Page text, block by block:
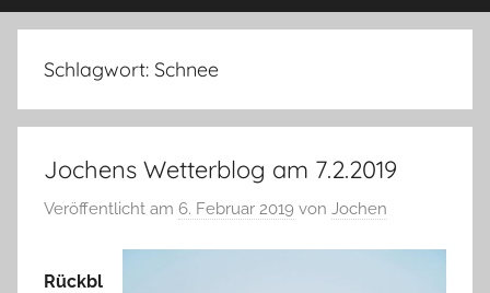
Schlagwort: Schnee
Jochens Wetterblog am 7.2.2019
Veröffentlicht am 6. Februar 2019 von Jochen
Rückbl